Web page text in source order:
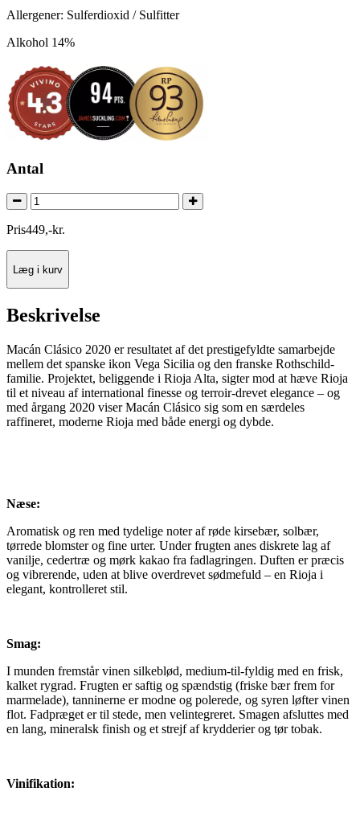
Allergener: Sulferdioxid / Sulfitter
Alkohol 14%
Antal
Pris449,-kr.
Læg i kurv
Beskrivelse
Macán Clásico 2020 er resultatet af det prestigefyldte samarbejde
mellem det spanske ikon Vega Sicilia og den franske Rothschild-
familie. Projektet, beliggende i Rioja Alta, sigter mod at hæve Rioja
til et niveau af international finesse og terroir-drevet elegance – og
med årgang 2020 viser Macán Clásico sig som en særdeles
raffineret, moderne Rioja med både energi og dybde.
Næse:
Aromatisk og ren med tydelige noter af røde kirsebær, solbær,
tørrede blomster og fine urter. Under frugten anes diskrete lag af
vanilje, cedertræ og mørk kakao fra fadlagringen. Duften er præcis
og vibrerende, uden at blive overdrevet sødmefuld – en Rioja i
elegant, kontrolleret stil.
Smag:
I munden fremstår vinen silkeblød, medium-til-fyldig med en frisk,
kalket rygrad. Frugten er saftig og spændstig (friske bær frem for
marmelade), tanninerne er modne og polerede, og syren løfter vinen
flot. Fadpræget er til stede, men velintegreret. Smagen afsluttes med
en lang, mineralsk finish og et strejf af krydderier og tør tobak.
Vinifikation: